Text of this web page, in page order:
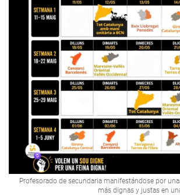
Profesorado de secundaria manifestándose por
más dignas y justas en